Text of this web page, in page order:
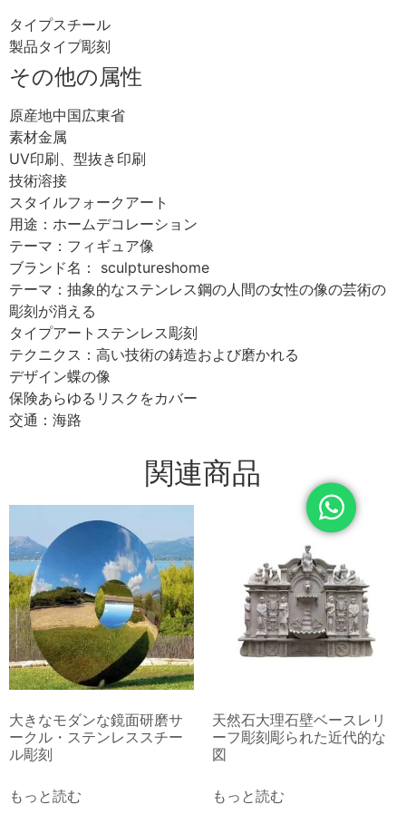
タイプスチール
製品タイプ彫刻
その他の属性
原産地中国広東省
素材金属
UV印刷、型抜き印刷
技術溶接
スタイルフォークアート
用途：ホームデコレーション
テーマ：フィギュア像
ブランド名： sculptureshome
テーマ：抽象的なステンレス鋼の人間の女性の像の芸術の
彫刻が消える
タイプアートステンレス彫刻
テクニクス：高い技術の鋳造および磨かれる
デザイン蝶の像
保険あらゆるリスクをカバー
交通：海路
関連商品
大きなモダンな鏡面研磨サ
ークル・ステンレススチー
ル彫刻
もっと読む
天然石大理石壁ベースレリ
ーフ彫刻彫られた近代的な
図
もっと読む